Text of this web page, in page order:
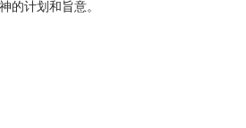
的计划和旨意。